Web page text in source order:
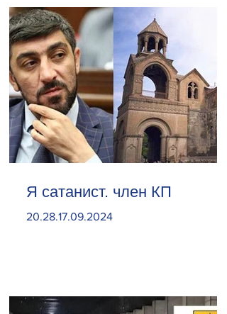
Я сатанист. член КП
20.28.17.09.2024